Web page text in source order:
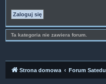
Ta kategoria nie zawiera forum.
Strona domowa Forum Satedu